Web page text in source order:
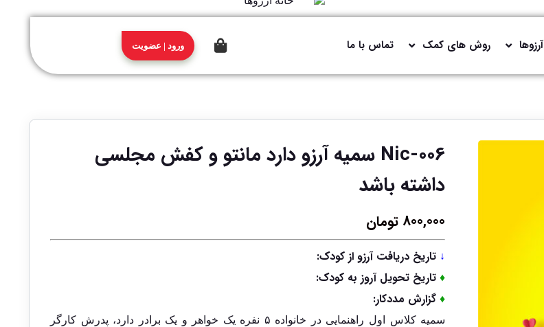
آرزوها روش های کمک تماس با ما ورود | عضویت
Nic-006 سمیه آرزو دارد مانتو و کفش مجلسی
داشته باشد
800,000 تومان
↓ تاریخ دریافت آرزو از کودک:
♦تاریخ تحویل آروز به کودک:
♦ گزارش مددکار:
سمیه کلاس اول راهنمایی در خانواده ۵ نفره یک خواهر و یک برادر دارد، پدرش کارگر